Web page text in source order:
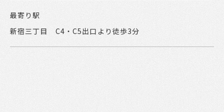
最寄り駅
新宿三丁目 C4・C5出口より徒歩3分